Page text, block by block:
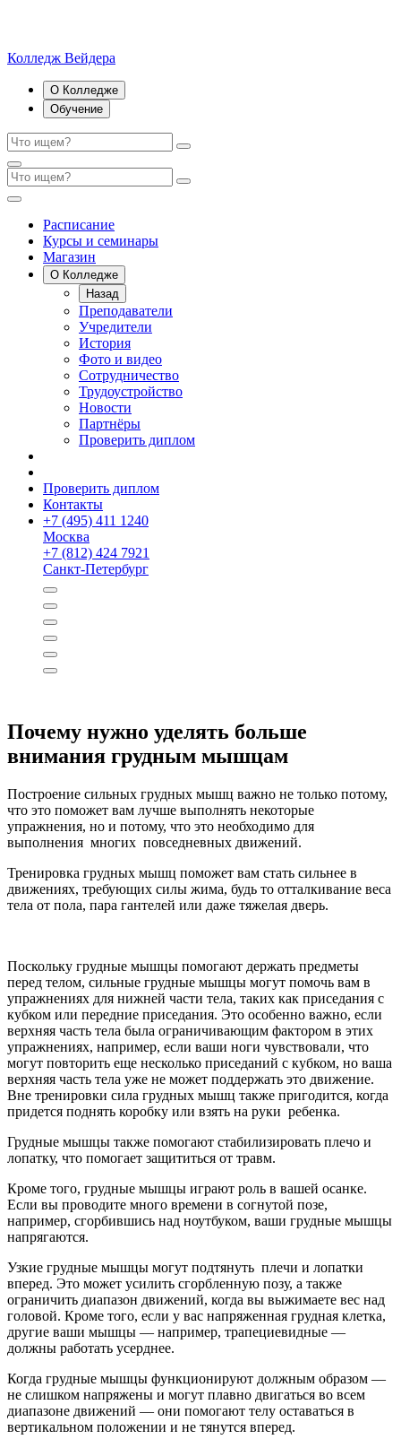
Колледж Вейдера
О Колледже
Обучение
Расписание
Курсы и семинары
Магазин
О Колледже
Назад
Преподаватели
Учредители
История
Фото и видео
Сотрудничество
Трудоустройство
Новости
Партнёры
Проверить диплом
Проверить диплом
Контакты
+7 (495) 411 1240
Москва
+7 (812) 424 7921
Санкт-Петербург
Почему нужно уделять больше
внимания грудным мышцам
Построение сильных грудных мышц важно не только потому,
что это поможет вам лучше выполнять некоторые
упражнения, но и потому, что это необходимо для
выполнения многих повседневных движений.
Тренировка грудных мышц поможет вам стать сильнее в
движениях, требующих силы жима, будь то отталкивание веса
тела от пола, пара гантелей или даже тяжелая дверь.
Поскольку грудные мышцы помогают держать предметы
перед телом, сильные грудные мышцы могут помочь вам в
упражнениях для нижней части тела, таких как приседания с
кубком или передние приседания. Это особенно важно, если
верхняя часть тела была ограничивающим фактором в этих
упражнениях, например, если ваши ноги чувствовали, что
могут повторить еще несколько приседаний с кубком, но ваша
верхняя часть тела уже не может поддержать это движение.
Вне тренировки сила грудных мышц также пригодится, когда
придется поднять коробку или взять на руки ребенка.
Грудные мышцы также помогают стабилизировать плечо и
лопатку, что помогает защититься от травм.
Кроме того, грудные мышцы играют роль в вашей осанке.
Если вы проводите много времени в согнутой позе,
например, сгорбившись над ноутбуком, ваши грудные мышцы
напрягаются.
Узкие грудные мышцы могут подтянуть плечи и лопатки
вперед. Это может усилить сгорбленную позу, а также
ограничить диапазон движений, когда вы выжимаете вес над
головой. Кроме того, если у вас напряженная грудная клетка,
другие ваши мышцы — например, трапециевидные —
должны работать усерднее.
Когда грудные мышцы функционируют должным образом —
не слишком напряжены и могут плавно двигаться во всем
диапазоне движений — они помогают телу оставаться в
вертикальном положении и не тянутся вперед.